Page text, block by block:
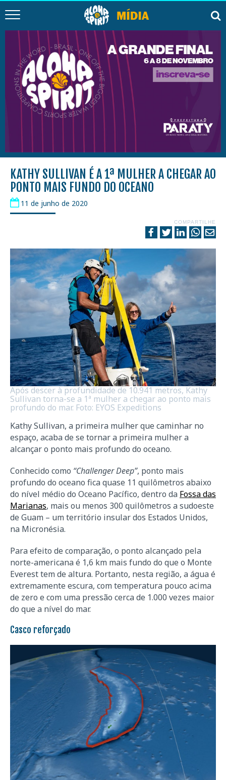
KATHY SULLIVAN É A 1ª MULHER A CHEGAR AO
PONTO MAIS FUNDO DO OCEANO
11 de junho de 2020
COMPARTILHE
Após descer à profundidade de 10.941 metros, Kathy
Sullivan torna-se a 1ª mulher a chegar ao ponto mais
profundo do mar. Foto: EYOS Expeditions
Kathy Sullivan, a primeira mulher que caminhar no
espaço, acaba de se tornar a primeira mulher a
alcançar o ponto mais profundo do oceano.
Conhecido como “Challenger Deep”, ponto mais
profundo do oceano fica quase 11 quilômetros abaixo
do nível médio do Oceano Pacífico, dentro da Fossa das
Marianas, mais ou menos 300 quilômetros a sudoeste
de Guam – um território insular dos Estados Unidos,
na Micronésia.
Para efeito de comparação, o ponto alcançado pela
norte-americana é 1,6 km mais fundo do que o Monte
Everest tem de altura. Portanto, nesta região, a água é
extremamente escura, com temperatura pouco acima
de zero e com uma pressão cerca de 1.000 vezes maior
do que a nível do mar.
Casco reforçado